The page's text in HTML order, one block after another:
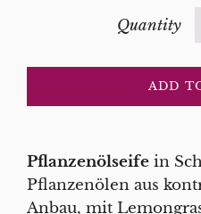
Quantity
ADD
Pflanzenölseife in
Pflanzenölen aus
Anbau, mit